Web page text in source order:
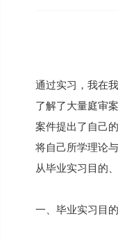
通过实习，我在
了解了大量庭审
案件提出了自己
将自己所学理论
从毕业实习目的
一、毕业实习目的